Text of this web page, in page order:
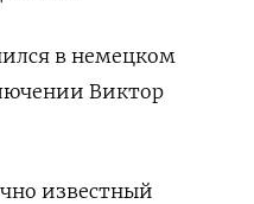
в немецком
Виктор
известный